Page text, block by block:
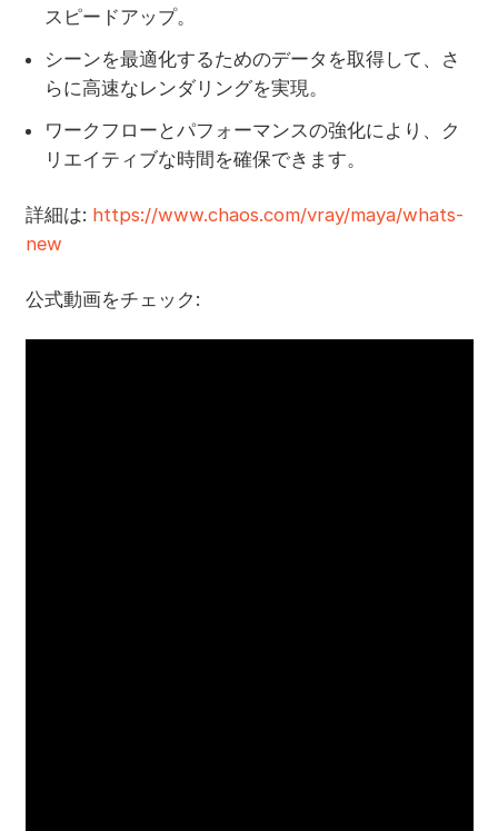
スピードアップ。
シーンを最適化するためのデータを取得して、さ
らに高速なレンダリングを実現。
ワークフローとパフォーマンスの強化により、ク
リエイティブな時間を確保できます。
詳細は: https://www.chaos.com/vray/maya/whats-
new
公式動画をチェック: